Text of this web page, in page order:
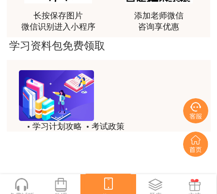
三、报考条件
〈工程咨询（投资）专业技术人员职业资格制度暂
施办法〉的通知》（人社部发〔2015〕64号）的
规定：凡符合下列条件之一的，均可申请参加咨询
工程师（投资）职业资格考试（级别为“考全
科”）：
1.取得工学学科门类专业，或者经济学类、管
咨询业务满8年；
非常好的开学破冰讲义！认真对待，无限可能!
用户c2****r6
用户m1****88
冲着林轩老师过来买的课程，没时间学，就看了冲刺
和重点资料稳稳过
用户m0****66
林轩老师大神，听老师一遍课胜过自学十遍书！
长按保存图片
微信识别进入小程序
添加老师微信
咨询享优惠
学习资料包免费领取
学习计划攻略
考试政策